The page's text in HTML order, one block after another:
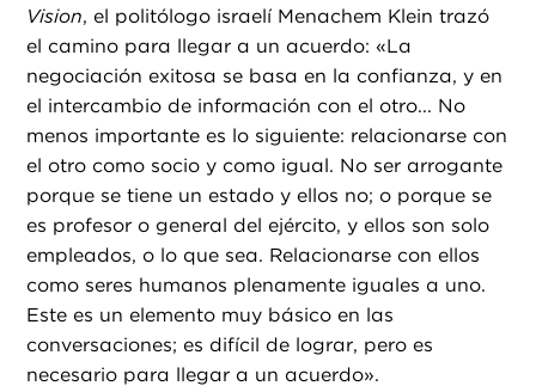
Vision, el politólogo israelí Menachem Klein trazó
el camino para llegar a un acuerdo: «La
negociación exitosa se basa en la confianza, y en
el intercambio de información con el otro... No
menos importante es lo siguiente: relacionarse con
el otro como socio y como igual. No ser arrogante
porque se tiene un estado y ellos no; o porque se
es profesor o general del ejército, y ellos son solo
empleados, o lo que sea. Relacionarse con ellos
como seres humanos plenamente iguales a uno.
Este es un elemento muy básico en las
conversaciones; es difícil de lograr, pero es
necesario para llegar a un acuerdo».